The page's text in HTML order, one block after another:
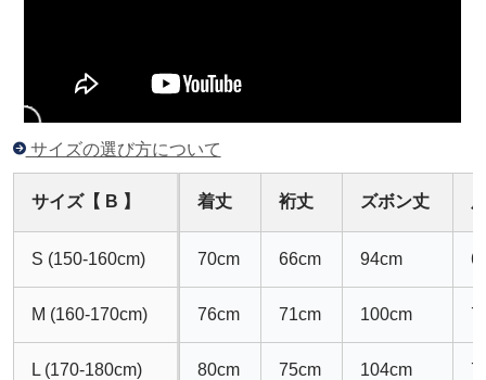
サイズの選び方について
サイズ【 B 】 着丈 裄丈 ズボン丈
S (150-160cm) 70cm 66cm 94cm
M (160-170cm) 76cm 71cm 100cm
L (170-180cm) 80cm 75cm 104cm